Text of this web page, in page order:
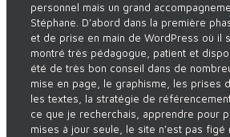
personnel mais un grand
Stéphane. D'abord dans la première
et de prise en main de WordPress où il
montré très pédagogue, patient et
été de très bon conseil dans de
mise en page, le graphisme, les prises
les textes, la stratégie de
ce que je recherchais, apprendre pour
mises à jour seule, le site n'est pas figé